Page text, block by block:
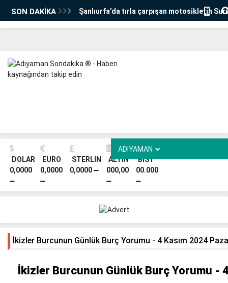
SON DAKİKA Şanlıurfa’da tırla çarpışan motosikletin
öldü
Şanlıurfa'da başladı
yaşatıyor - Videolu Haber
SANKO Üniversitesi’nde Uluslararası
Kongresi
İnceleme başlatıldı
Adıyaman Barosu Başkanı Doğan: 'Hukuka
için mücadelemizi sürdüreceğiz' - Videolu
Kütüphanesi ve Anıtkabir'i gezdi
DOLAR
0,0000
EURO
0,0000
STERLIN
0,0000
ALTIN
000,00
BİST
00.000
İkizler Burcunun Günlük Burç Yorumu - 4 Kasım 2024
İkizler Burcunun Günlük Burç Yorumu -